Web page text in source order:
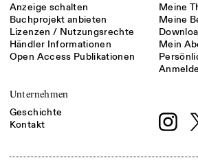
Anzeige schalten
Buchprojekt anbieten
Lizenzen / Nutzungsrechte
Händler Informationen
Open Access Publikationen
Meine
Meine
Mein
Unternehmen
Geschichte
Kontakt